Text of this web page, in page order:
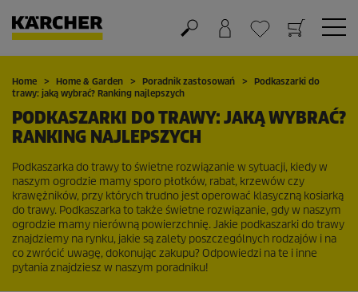
Koszyk
Lista życzeń
Home Home & Garden Poradnik zastosowań
Podkaszarki do
trawy: jaką wybrać? Ranking najlepszych
PODKASZARKI DO TRAWY: JAKĄ WYBRAĆ?
RANKING NAJLEPSZYCH
Podkaszarka do trawy to świetne rozwiązanie w sytuacji, kiedy w
naszym ogrodzie mamy sporo płotków, rabat, krzewów czy
krawężników, przy których trudno jest operować klasyczną kosiarką
do trawy. Podkaszarka to także świetne rozwiązanie, gdy w naszym
ogrodzie mamy nierówną powierzchnię. Jakie podkaszarki do trawy
znajdziemy na rynku, jakie są zalety poszczególnych rodzajów i na
co zwrócić uwagę, dokonując zakupu? Odpowiedzi na te i inne
pytania znajdziesz w naszym poradniku!